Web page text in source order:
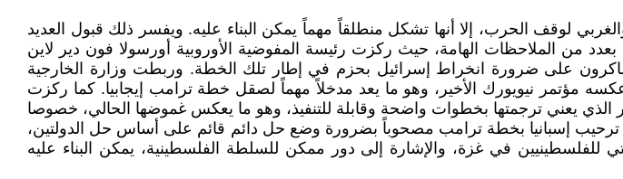
لوقف الحرب، إلا أنها تشكل منطلقاً مهماً يمكن البناء عليه. ويفسر ذلك قبول العديد
من الملاحظات الهامة، حيث ركزت رئيسة المفوضية الأوروبية أورسولا فون دير لاين
ماكرون على ضرورة انخراط إسرائيل بحزم في إطار تلك الخطة. وربطت وزارة الخارجية
عكسه مؤتمر نيويورك الأخير، وهو ما يعد مدخلاً مهماً لصقل خطة ترامب إيجابيا. كما ركزت
الذي يعني ترجمتها بخطوات واضحة وقابلة للتنفيذ، وهو ما يعكس غموضها الحالي، خصوصا
إسبانيا بخطة ترامب مصحوباً بضرورة وضع حل دائم قائم على أساس حل الدولتين،
في غزة، والإشارة إلى دور ممكن للسلطة الفلسطينية، يمكن البناء عليه